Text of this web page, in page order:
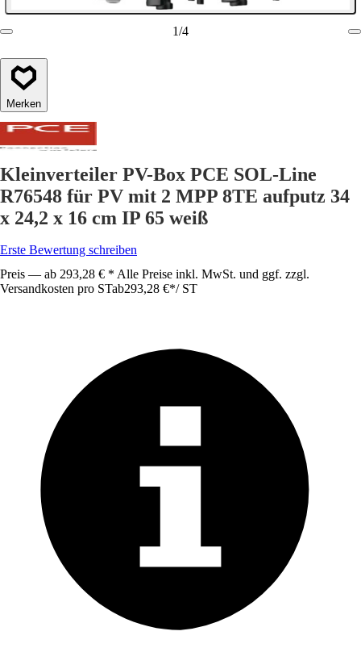
1/4
Merken
Kleinverteiler PV-Box PCE SOL-Line
R76548 für PV mit 2 MPP 8TE aufputz 34
x 24,2 x 16 cm IP 65 weiß
Erste Bewertung schreiben
Preis — ab 293,28 € * Alle Preise inkl. MwSt. und ggf. zzgl.
Versandkosten pro STab293,28 €*/ ST